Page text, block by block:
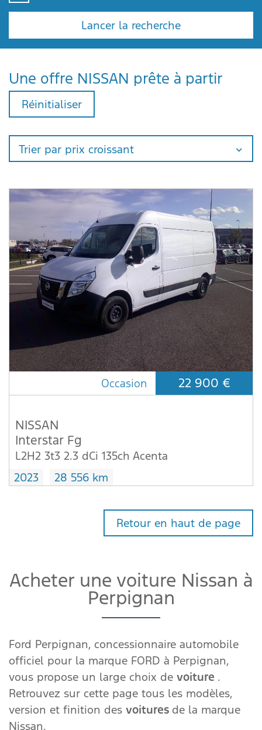
Lancer la recherche
Une offre NISSAN prête à partir
Réinitialiser
Trier par prix croissant
Occasion 22 900 €
NISSAN
Interstar Fg
L2H2 3t3 2.3 dCi 135ch Acenta
2023
28 556 km
Retour en haut de page
Acheter une voiture Nissan à
Perpignan
Ford Perpignan, concessionnaire automobile
officiel pour la marque FORD à Perpignan,
vous propose un large choix de voiture .
Retrouvez sur cette page tous les modèles,
version et finition des voitures de la marque
Nissan.